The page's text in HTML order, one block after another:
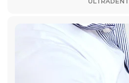
ULTRADENT